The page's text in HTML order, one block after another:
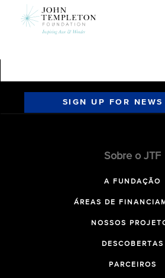
SIGN UP FOR
Sobre o JTF
A FUNDAÇÃO
ÁREAS DE
NOSSOS
DESCOBERTAS
PARCEIROS